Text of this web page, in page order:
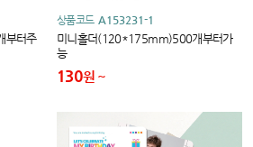
부터주
상품코드 A153231-1
미니홀더(120*175mm)500개부터가
능
130원